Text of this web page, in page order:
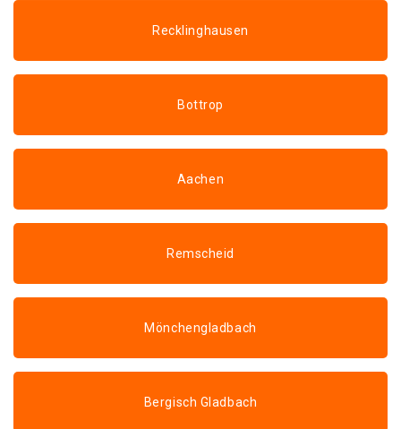
Recklinghausen
Bottrop
Aachen
Remscheid
Mönchengladbach
Bergisch Gladbach